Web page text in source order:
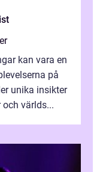
kan vara en
på
unika insikter
världs...